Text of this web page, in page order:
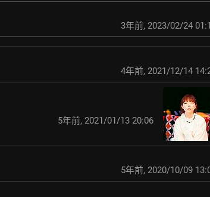
3年前, 2023/02/24
4年前, 2021/12/14
5年前, 2021/01/13 20:06
5年前, 2020/10/09